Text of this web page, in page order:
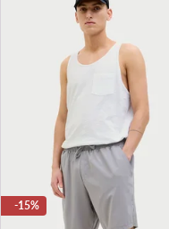
-15%